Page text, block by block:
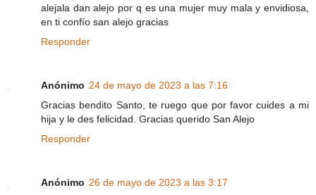
alejala dan alejo por q es una mujer muy mala y envidiosa,
en ti confío san alejo gracias
Responder
Anónimo 24 de mayo de 2023 a las 7:16
Gracias bendito Santo, te ruego que por favor cuides a mi
hija y le des felicidad. Gracias querido San Alejo
Responder
Anónimo 26 de mayo de 2023 a las 3:17